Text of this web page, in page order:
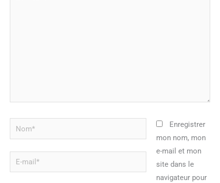
Nom*
mail*
Enregistrer
mon nom, mon
e-mail et mon
site dans le
navigateur pour